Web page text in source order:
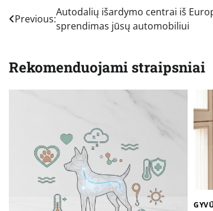
Navigacija
įrašų
Previous:
Autodalių išardymo centrai iš
sprendimas jūsų automobiliui
Rekomenduojami straipsniai